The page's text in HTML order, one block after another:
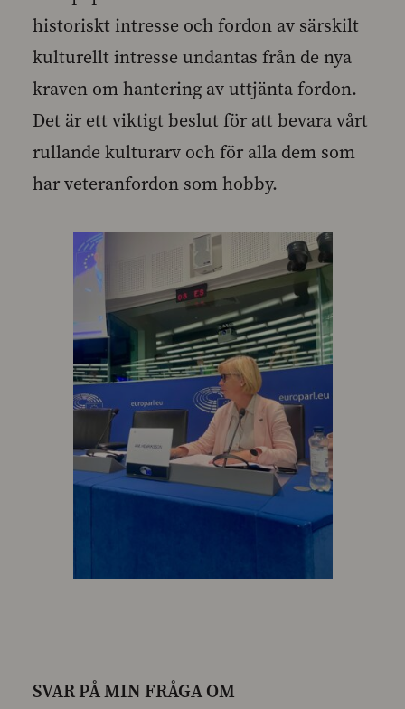
historiskt intresse och fordon av särskilt
kulturellt intresse undantas från de nya
kraven om hantering av uttjänta fordon.
Det är ett viktigt beslut för att bevara vårt
rullande kulturarv och för alla dem som
har veteranfordon som hobby.
SVAR PÅ MIN FRÅGA OM